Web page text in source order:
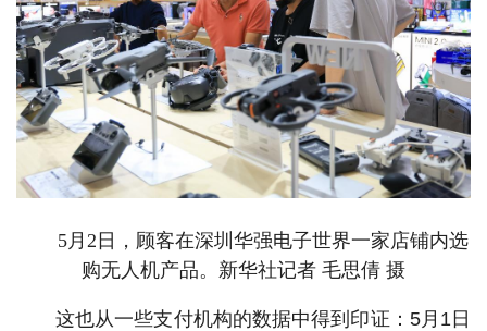
5月2日，顾客在深圳华强电子世界一家店铺内选
购无人机产品。新华社记者 毛思倩 摄
这也从一些支付机构的数据中得到印证：5月1日